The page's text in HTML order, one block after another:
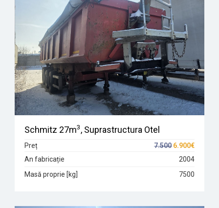
Schmitz 27m3, Suprastructura Otel
Preț 7.500 6.900€
An fabricație
2004
Masă proprie [kg]
7500